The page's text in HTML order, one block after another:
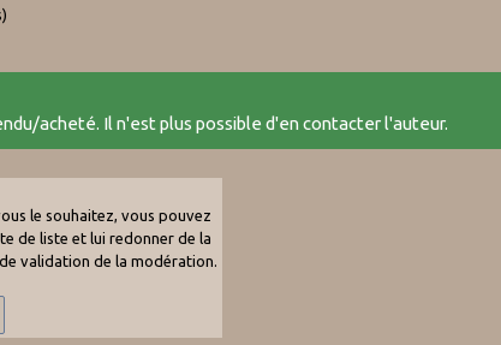
acheté. Il n'est plus possible d'en contacter l'auteur.
le souhaitez, vous pouvez
de liste et lui redonner de la
validation de la modération.